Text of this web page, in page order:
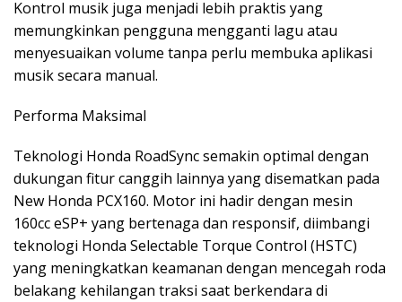
Kontrol musik juga menjadi lebih praktis yang
memungkinkan pengguna mengganti lagu atau
menyesuaikan volume tanpa perlu membuka aplikasi
musik secara manual.
Performa Maksimal
Teknologi Honda RoadSync semakin optimal dengan
dukungan fitur canggih lainnya yang disematkan pada
New Honda PCX160. Motor ini hadir dengan mesin
160cc eSP+ yang bertenaga dan responsif, diimbangi
teknologi Honda Selectable Torque Control (HSTC)
yang meningkatkan keamanan dengan mencegah roda
belakang kehilangan traksi saat berkendara di